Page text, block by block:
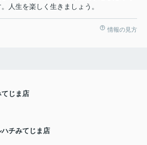
人生を楽しく生きましょう。
情報の見方
じま店
チみてじま店